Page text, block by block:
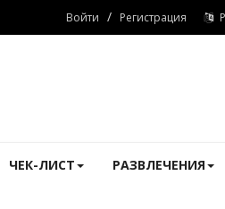
Войти / Регистрация
ЧЕК-ЛИСТ РАЗВЛЕЧЕНИЯ